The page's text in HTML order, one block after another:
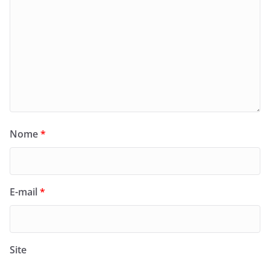
Nome*
E-mail*
Site